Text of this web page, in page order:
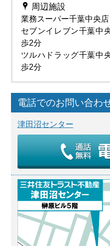
周辺施設
業務スーパー千葉中央
セブンイレブン千葉
歩2分
ツルハドラッグ千葉
歩2分
電話でのお問い合わ
津田沼センター